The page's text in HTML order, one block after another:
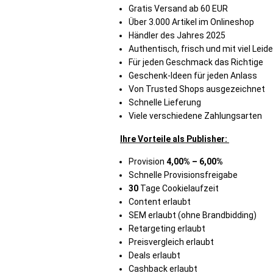
Gratis Versand ab 60 EUR
Über 3.000 Artikel im Onlineshop
Händler des Jahres 2025
Authentisch, frisch und mit viel
Für jeden Geschmack das Richtige
Geschenk-Ideen für jeden Anlass
Von Trusted Shops ausgezeichnet
Schnelle Lieferung
Viele verschiedene Zahlungsarten
Ihre Vorteile als Publisher:
Provision 4,00% – 6,00%
Schnelle Provisionsfreigabe
30 Tage Cookielaufzeit
Content erlaubt
SEM erlaubt (ohne Brandbidding)
Retargeting erlaubt
Preisvergleich erlaubt
Deals erlaubt
Cashback erlaubt